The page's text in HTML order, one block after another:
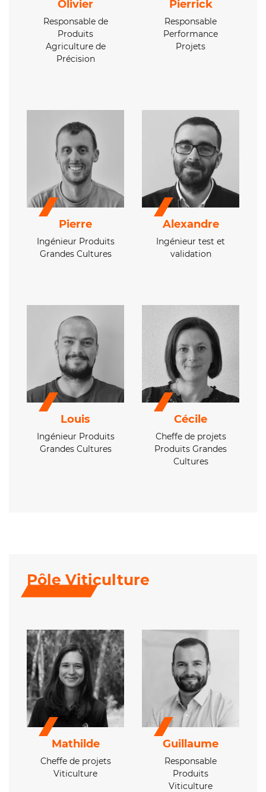
Olivier
Responsable de
Produits
Agriculture de
Précision
Pierrick
Responsable
Performance
Projets
Pierre
Ingénieur Produits
Grandes Cultures
Alexandre
Ingénieur test et
validation
Louis
Ingénieur Produits
Grandes Cultures
Cécile
Cheffe de projets
Produits Grandes
Cultures
Pôle Viticulture
Mathilde
Cheffe de projets
Viticulture
Guillaume
Responsable
Produits
Viticulture